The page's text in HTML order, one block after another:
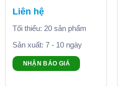
Liên hệ
Tối thiểu: 20 sản phẩm
Sản xuất: 7 - 10 ngày
NHẬN BÁO GIÁ